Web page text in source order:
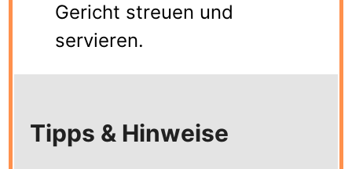
Gericht streuen und
servieren.
Tipps & Hinweise